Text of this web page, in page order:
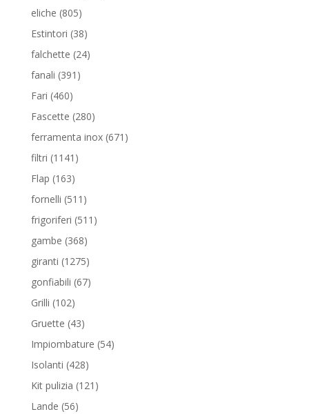
eliche 805805
prodotti
Estintori 3838
prodotti
falchette 2424
fanali 391 391
Fari 460460
prodotti
Fascette 280280
prodotti
ferramenta inox 671 671
filtri 1141 1141
Flap 163163
prodotti
fornelli 511 511
prodotti
frigoriferi 511 511
gambe 368368
prodotti
giranti 12751275
prodotti
gonfiabili 6767
Grilli 102102
prodotti
Gruette 4343
prodotti
Impiombature 5454
Isolanti 428428
prodotti
Kit pulizia 121 121
Lande 5656